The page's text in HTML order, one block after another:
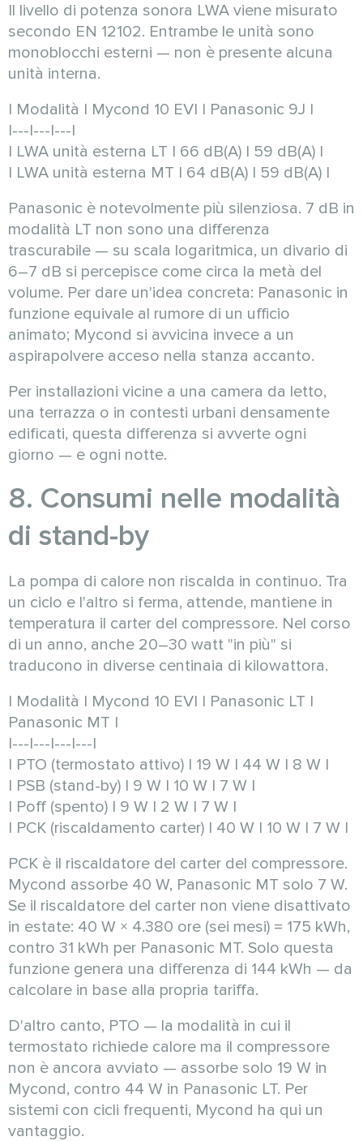
Il livello di potenza sonora LWA viene misurato
secondo EN 12102. Entrambe le unità sono
monoblocchi esterni — non è presente alcuna
unità interna.
| Modalità | Mycond 10 EVI | Panasonic 9J |
|---|---|---|
| LWA unità esterna LT | 66 dB(A) | 59 dB(A) |
| LWA unità esterna MT | 64 dB(A) | 59 dB(A) |
Panasonic è notevolmente più silenziosa. 7 dB in
modalità LT non sono una differenza
trascurabile — su scala logaritmica, un divario di
6–7 dB si percepisce come circa la metà del
volume. Per dare un'idea concreta: Panasonic in
funzione equivale al rumore di un ufficio
animato; Mycond si avvicina invece a un
aspirapolvere acceso nella stanza accanto.
Per installazioni vicine a una camera da letto,
una terrazza o in contesti urbani densamente
edificati, questa differenza si avverte ogni
giorno — e ogni notte.
8. Consumi nelle modalità
di stand-by
La pompa di calore non riscalda in continuo. Tra
un ciclo e l'altro si ferma, attende, mantiene in
temperatura il carter del compressore. Nel corso
di un anno, anche 20–30 watt "in più" si
traducono in diverse centinaia di kilowattora.
| Modalità | Mycond 10 EVI | Panasonic LT |
Panasonic MT |
|---|---|---|---|
| PTO (termostato attivo) | 19 W | 44 W | 8 W |
| PSB (stand-by) | 9 W | 10 W | 7 W |
| Poff (spento) | 9 W | 2 W | 7 W |
| PCK (riscaldamento carter) | 40 W | 10 W | 7 W |
PCK è il riscaldatore del carter del compressore.
Mycond assorbe 40 W, Panasonic MT solo 7 W.
Se il riscaldatore del carter non viene disattivato
in estate: 40 W × 4.380 ore (sei mesi) = 175 kWh,
contro 31 kWh per Panasonic MT. Solo questa
funzione genera una differenza di 144 kWh — da
calcolare in base alla propria tariffa.
D'altro canto, PTO — la modalità in cui il
termostato richiede calore ma il compressore
non è ancora avviato — assorbe solo 19 W in
Mycond, contro 44 W in Panasonic LT. Per
sistemi con cicli frequenti, Mycond ha qui un
vantaggio.